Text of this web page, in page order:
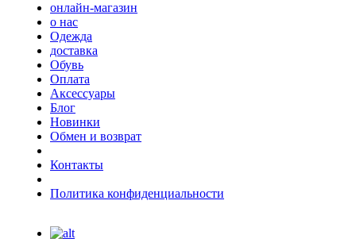
онлайн-магазин
о нас
Одежда
доставка
Обувь
Оплата
Аксессуары
Блог
Новинки
Обмен и возврат
Контакты
Политика конфиденциальности